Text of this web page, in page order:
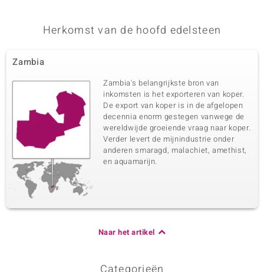
Herkomst van de hoofd edelsteen
Zambia
Zambia's belangrijkste bron van
inkomsten is het exporteren van koper.
De export van koper is in de afgelopen
decennia enorm gestegen vanwege de
wereldwijde groeiende vraag naar koper.
Verder levert de mijnindustrie onder
anderen smaragd, malachiet, amethist,
en aquamarijn.
Naar het artikel